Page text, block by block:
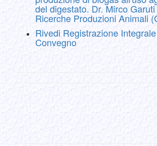
del digestato. Dr. Mirco
Ricerche Produzioni Animali
Rivedi Registrazione
Convegno